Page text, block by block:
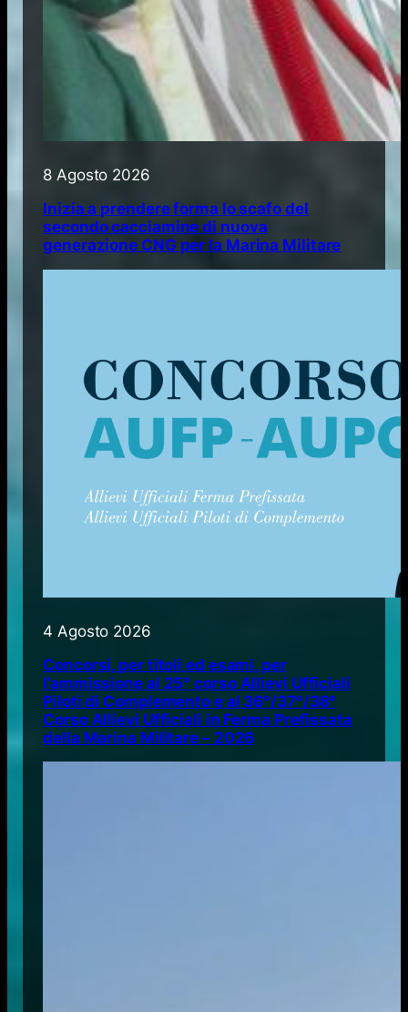
8 Agosto 2026
Inizia a prendere forma lo scafo del
secondo cacciamine di nuova
generazione CNG per la Marina Militare
4 Agosto 2026
Concorsi, per titoli ed esami, per
l’ammissione al 25° corso Allievi Ufficiali
Piloti di Complemento e al 36°/37°/38°
Corso Allievi Ufficiali in Ferma Prefissata
della Marina Militare – 2026